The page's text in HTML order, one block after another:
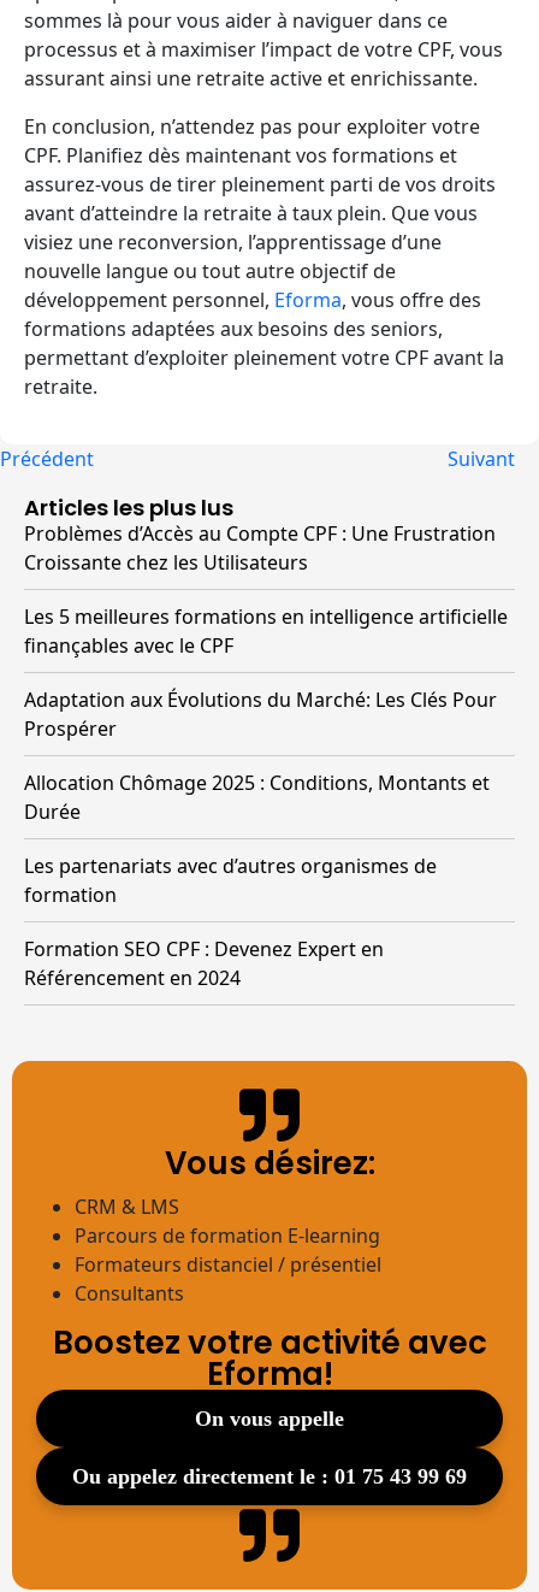
sommes là pour vous aider à naviguer dans ce
processus et à maximiser l’impact de votre CPF, vous
assurant ainsi une retraite active et enrichissante.
En conclusion, n’attendez pas pour exploiter votre
CPF. Planifiez dès maintenant vos formations et
assurez-vous de tirer pleinement parti de vos droits
avant d’atteindre la retraite à taux plein. Que vous
visiez une reconversion, l’apprentissage d’une
nouvelle langue ou tout autre objectif de
développement personnel, Eforma, vous offre des
formations adaptées aux besoins des seniors,
permettant d’exploiter pleinement votre CPF avant la
retraite.
Précédent Suivant
Articles les plus lus
Problèmes d’Accès au Compte CPF : Une Frustration
Croissante chez les Utilisateurs
Les 5 meilleures formations en intelligence artificielle
finançables avec le CPF
Adaptation aux Évolutions du Marché: Les Clés Pour
Prospérer
Allocation Chômage 2025 : Conditions, Montants et
Durée
Les partenariats avec d’autres organismes de
formation
Formation SEO CPF : Devenez Expert en
Référencement en 2024
Vous désirez:
CRM & LMS
Parcours de formation E-learning
Formateurs distanciel / présentiel
Consultants
Boostez votre activité avec
Eforma!
on vous appelle
ou appelez directement le : 01 75 43 99 69